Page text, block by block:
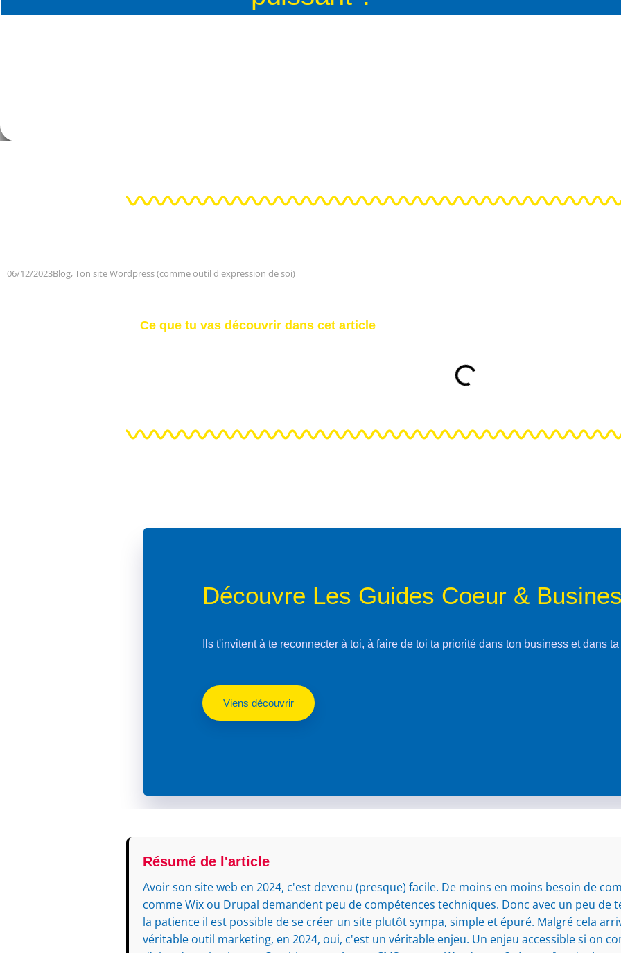
06/12/2023Blog,Ton site Wordpress (comme outil d'expression de soi)
Ce que tu vas découvrir dans cet article
Découvre Les Guides Coeur &
Ils t'invitent à te reconnecter à toi, à faire de toi ta priorité dans ton business et dans
Viens découvrir
Résumé de l'article
Avoir son site web en 2024, c'est devenu (presque) facile. De moins en moins besoin de
comme Wix ou Drupal demandent peu de compétences techniques. Donc avec un peu de
la patience il est possible de se créer un site plutôt sympa, simple et épuré. Malgré cela
véritable outil marketing, en 2024, oui, c'est un véritable enjeu. Un enjeu accessible si on